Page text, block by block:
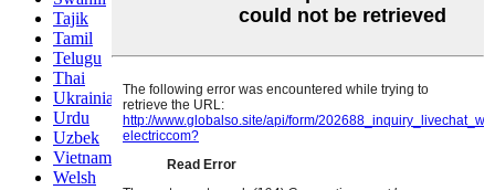
Tajik
Tamil
Telugu
Thai
Ukrainian
Urdu
Uzbek
Vietnamese
Welsh